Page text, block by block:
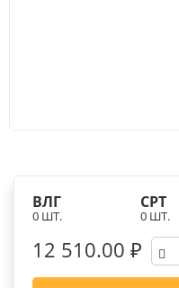
ВЛГ
0 ШТ.
СРТ
0 ШТ.
12 510.00 ₽